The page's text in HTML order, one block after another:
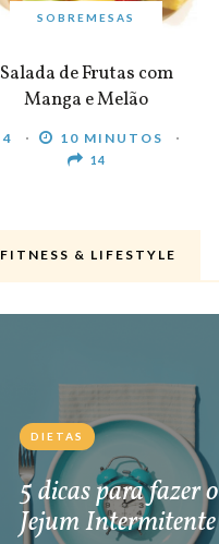
SOBREMESAS
Salada de Frutas com
Manga e Melão
4 10 MINUTOS
14
FITNESS & LIFESTYLE
DIETAS
5 dicas para fazer o
Jejum Intermitente